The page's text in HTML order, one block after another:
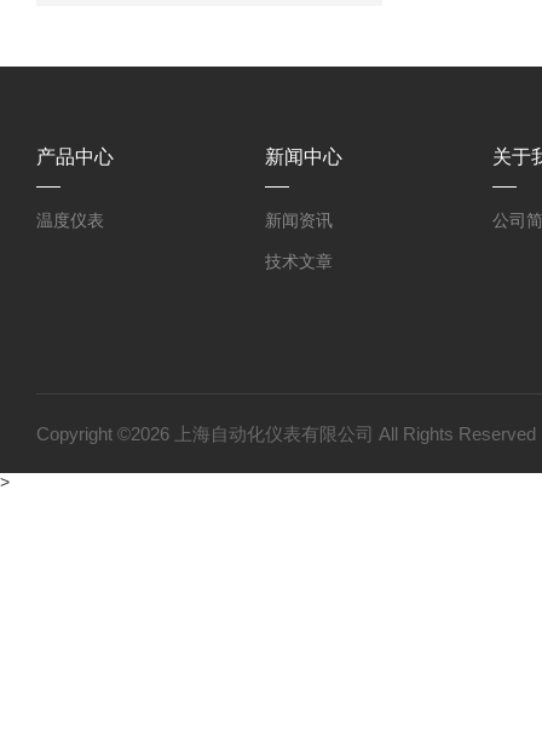
产品中心
温度仪表
新闻中心
新闻资讯
技术文章
关于
公司
Copyright ©2026 上海自动化仪表有限公司 All Rights
>